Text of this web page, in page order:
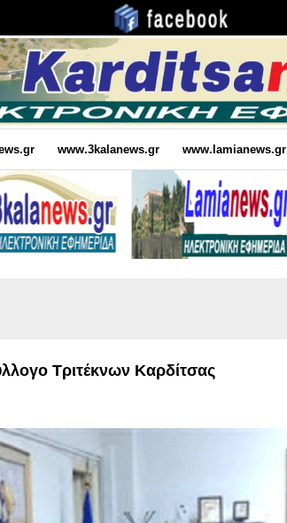
www.3kalanews.gr www.lamianews.gr
Τριτέκνων Καρδίτσας